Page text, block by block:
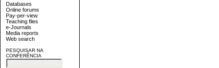
Databases
Online forums
Pay-per-view
Teaching files
e-Journals
Media reports
Web search
PESQUISAR NA
CONFERÊNCIA